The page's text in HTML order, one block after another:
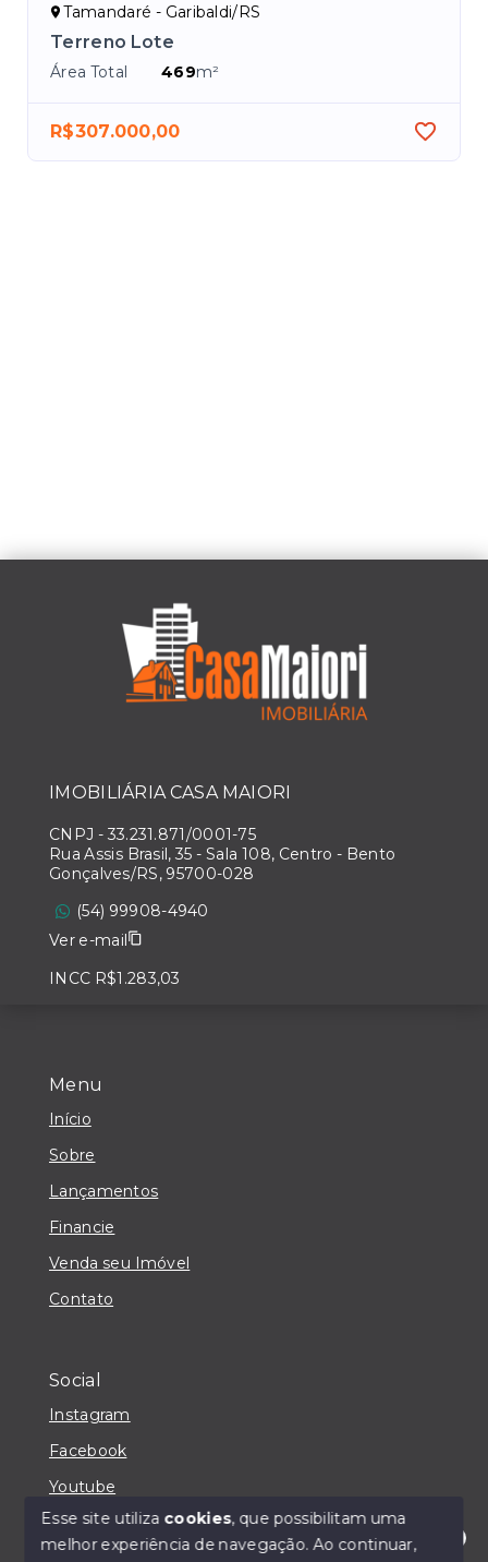
Tamandaré - Garibaldi/RS
Terreno Lote
Área Total 469m²
R$307.000,00
Menu
Início
Sobre
Lançamentos
Financie
Venda seu Imóvel
Contato
Social
Instagram
Facebook
Youtube
IMOBILIÁRIA CASA MAIORI
CNPJ - 33.231.871/0001-75
Rua Assis Brasil, 35 - Sala 108, Centro - Bento
Gonçalves/RS, 95700-028
(54) 99908-4940
Ver e-mail
INCC R$1.283,03
Esse site utiliza cookies, que possibilitam uma
melhor experiência de navegação.Ao continuar,